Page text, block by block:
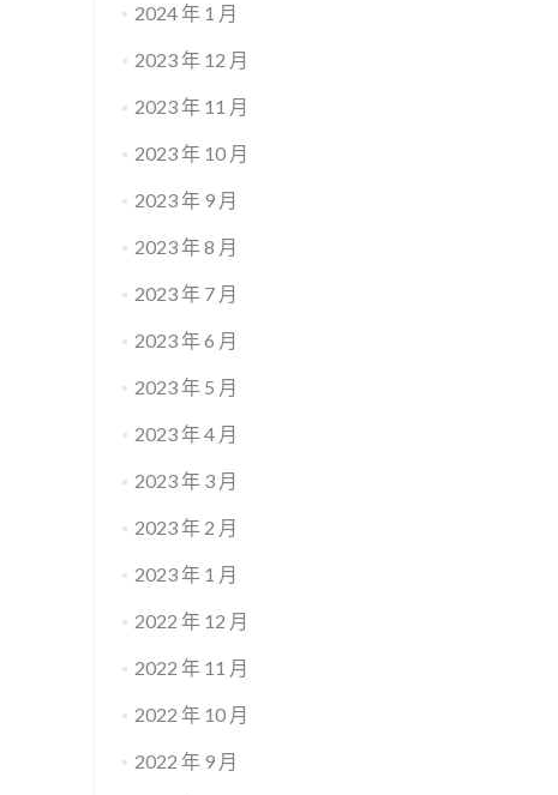
2024 年 1 月
2023 年 12 月
2023 年 11 月
2023 年 10 月
2023 年 9 月
2023 年 8 月
2023 年 7 月
2023 年 6 月
2023 年 5 月
2023 年 4 月
2023 年 3 月
2023 年 2 月
2023 年 1 月
2022 年 12 月
2022 年 11 月
2022 年 10 月
2022 年 9 月